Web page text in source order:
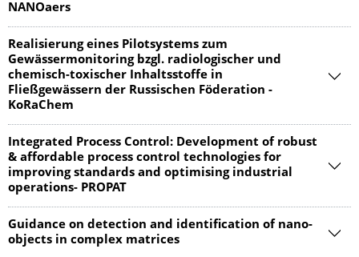
NANOaers
Realisierung eines Pilotsystems zum
Gewässermonitoring bzgl. radiologischer und
chemisch-toxischer Inhaltsstoffe in
Fließgewässern der Russischen Föderation -
KoRaChem
Integrated Process Control: Development of robust
& affordable process control technologies for
improving standards and optimising industrial
operations- PROPAT
Guidance on detection and identification of nano-
objects in complex matrices